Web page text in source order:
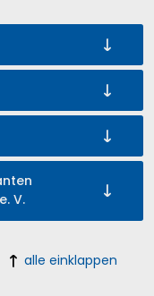
V.
alle einklappen